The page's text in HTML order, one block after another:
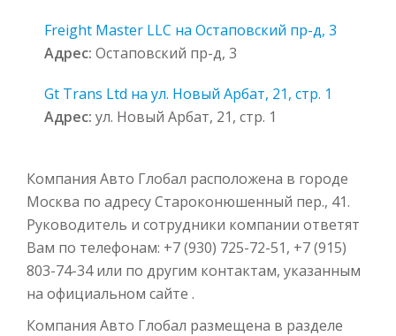
Freight Master LLC на Остаповский пр-д, 3
Адрес: Остаповский пр-д, 3
Gt Trans Ltd на ул. Новый Арбат, 21, стр. 1
Адрес: ул. Новый Арбат, 21, стр. 1
Компания Авто Глобал расположена в городе
Москва по адресу Староконюшенный пер., 41.
Руководитель и сотрудники компании ответят
Вам по телефонам: +7 (930) 725-72-51, +7 (915)
803-74-34 или по другим контактам, указанным
на официальном сайте .
Компания Авто Глобал размещена в разделе